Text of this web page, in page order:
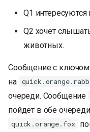
Q1
Q2 хочет
животных.
Сообщение с
на
очереди. Сообщение
пойдет в обе
quick.orange.fox